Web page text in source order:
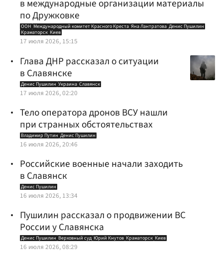
в международные организации материалы
по Дружковке
ООН Международный комитет Красного Креста Яна Лантратова Денис Пушилин
Краматорск Киев
17 июля 2026, 15:15
Глава ДНР рассказал о ситуации
в Славянске
Денис Пушилин Украина Славянск
17 июля 2026, 02:20
Тело оператора дронов ВСУ нашли
при странных обстоятельствах
Владимир Путин Денис Пушилин
16 июля 2026, 20:46
Российские военные начали заходить
в Славянск
Денис Пушилин
16 июля 2026, 13:34
Пушилин рассказал о продвижении ВС
России у Славянска
Денис Пушилин Верховный суд Юрий Кнутов Краматорск Киев
16 июля 2026, 08:29